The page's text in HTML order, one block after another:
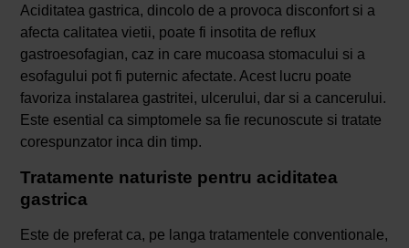
Aciditatea gastrica, dincolo de a provoca disconfort si a
afecta calitatea vietii, poate fi insotita de reflux
gastroesofagian, caz in care mucoasa stomacului si a
esofagului pot fi puternic afectate. Acest lucru poate
favoriza instalarea gastritei, ulcerului, dar si a cancerului.
Este esential ca simptomele sa fie recunoscute si tratate
corespunzator inca din timp.
Tratamente naturiste pentru aciditatea
gastrica
Este de preferat ca, pe langa tratamentele conventionale,